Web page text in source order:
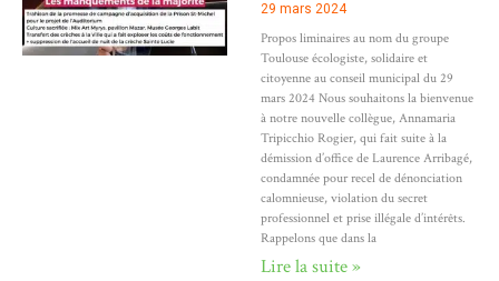
29 mars 2024
Propos liminaires au nom du groupe
Toulouse écologiste, solidaire et
citoyenne au conseil municipal du 29
mars 2024 Nous souhaitons la bienvenue
à notre nouvelle collègue, Annamaria
Tripicchio Rogier, qui fait suite à la
démission d’office de Laurence Arribagé,
condamnée pour recel de dénonciation
calomnieuse, violation du secret
professionnel et prise illégale d’intérêts.
Rappelons que dans la
Lire la suite »